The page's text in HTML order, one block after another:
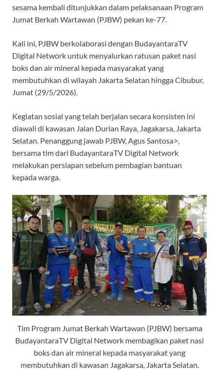
sesama kembali ditunjukkan dalam pelaksanaan Program
Jumat Berkah Wartawan (PJBW) pekan ke-77.
Kali ini, PJBW berkolaborasi dengan BudayantaraTV
Digital Network untuk menyalurkan ratusan paket nasi
boks dan air mineral kepada masyarakat yang
membutuhkan di wilayah Jakarta Selatan hingga Cibubur,
Jumat (29/5/2026).
Kegiatan sosial yang telah berjalan secara konsisten ini
diawali di kawasan Jalan Durian Raya, Jagakarsa, Jakarta
Selatan. Penanggung jawab PJBW, Agus Santosa>,
bersama tim dari BudayantaraTV Digital Network
melakukan persiapan sebelum pembagian bantuan
kepada warga.
Tim Program Jumat Berkah Wartawan (PJBW) bersama
BudayantaraTV Digital Network membagikan paket nasi
boks dan air mineral kepada masyarakat yang
membutuhkan di kawasan Jagakarsa, Jakarta Selatan.